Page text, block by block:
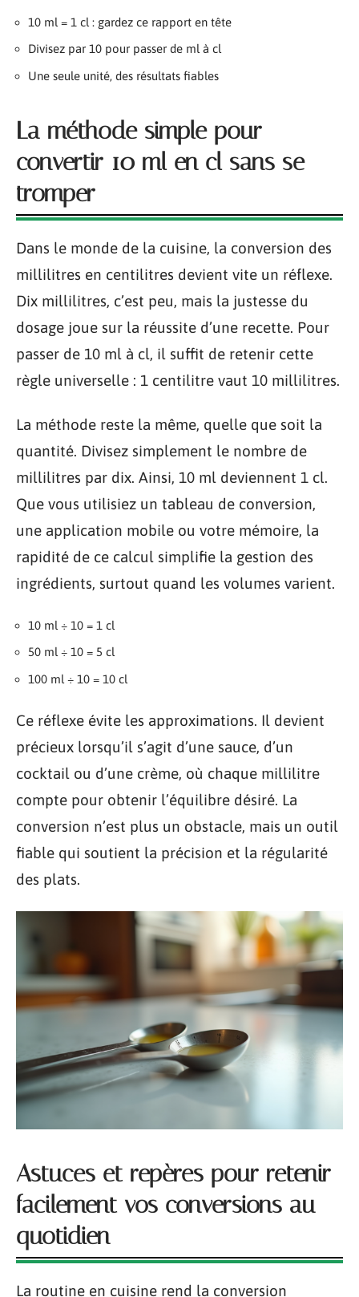
10 ml = 1 cl : gardez ce rapport en tête
Divisez par 10 pour passer de ml à cl
Une seule unité, des résultats fiables
La méthode simple pour
convertir 10 ml en cl sans se
tromper
Dans le monde de la cuisine, la conversion des
millilitres en centilitres devient vite un réflexe.
Dix millilitres, c’est peu, mais la justesse du
dosage joue sur la réussite d’une recette. Pour
passer de 10 ml à cl, il suffit de retenir cette
règle universelle : 1 centilitre vaut 10 millilitres.
La méthode reste la même, quelle que soit la
quantité. Divisez simplement le nombre de
millilitres par dix. Ainsi, 10 ml deviennent 1 cl.
Que vous utilisiez un tableau de conversion,
une application mobile ou votre mémoire, la
rapidité de ce calcul simplifie la gestion des
ingrédients, surtout quand les volumes varient.
10 ml ÷ 10 = 1 cl
50 ml ÷ 10 = 5 cl
100 ml ÷ 10 = 10 cl
Ce réflexe évite les approximations. Il devient
précieux lorsqu’il s’agit d’une sauce, d’un
cocktail ou d’une crème, où chaque millilitre
compte pour obtenir l’équilibre désiré. La
conversion n’est plus un obstacle, mais un outil
fiable qui soutient la précision et la régularité
des plats.
Astuces et repères pour retenir
facilement vos conversions au
quotidien
La routine en cuisine rend la conversion